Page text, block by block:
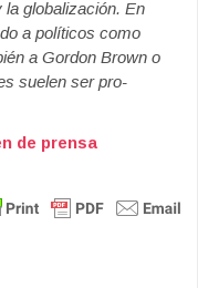
globalización. En
a políticos como
a Gordon Brown o
suelen ser pro-
de prensa